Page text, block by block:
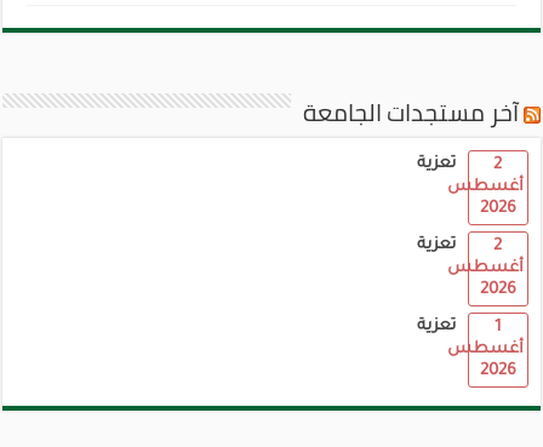
آخر مستجدات الجامعة
تعزية
2
أغسطس
2026
تعزية
2
أغسطس
2026
تعزية
1
أغسطس
2026